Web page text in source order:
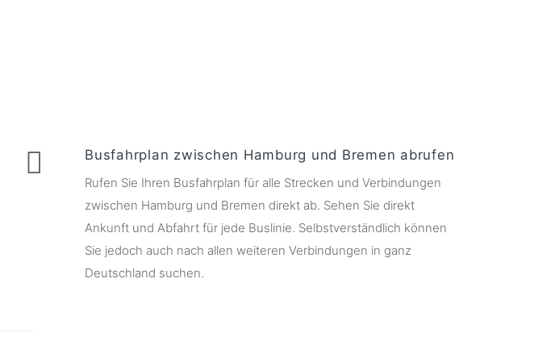
Busfahrplan zwischen Hamburg und Bremen abrufen
Rufen Sie Ihren Busfahrplan für alle Strecken und Verbindungen
zwischen Hamburg und Bremen direkt ab. Sehen Sie direkt
Ankunft und Abfahrt für jede Buslinie. Selbstverständlich können
Sie jedoch auch nach allen weiteren Verbindungen in ganz
Deutschland suchen.